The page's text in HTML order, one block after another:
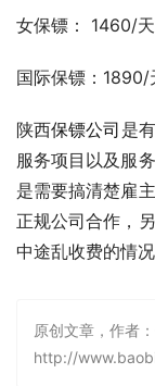
女保镖： 1460/天
国际保镖：1890/
陕西保镖公司 是
服务项目以及服
是需要搞清楚雇
正规公司合作，
中途乱收费的情况
原创文章，作者
http://